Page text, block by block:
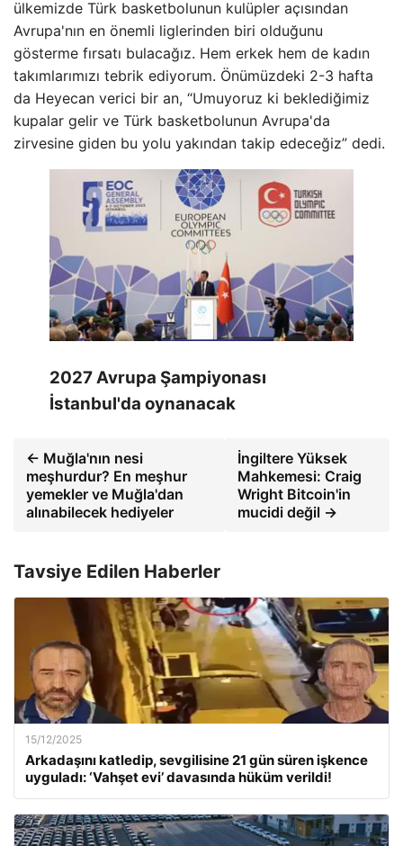
ülkemizde Türk basketbolunun kulüpler açısından
Avrupa'nın en önemli liglerinden biri olduğunu
gösterme fırsatı bulacağız. Hem erkek hem de kadın
takımlarımızı tebrik ediyorum. Önümüzdeki 2-3 hafta
da Heyecan verici bir an, “Umuyoruz ki beklediğimiz
kupalar gelir ve Türk basketbolunun Avrupa'da
zirvesine giden bu yolu yakından takip edeceğiz” dedi.
2027 Avrupa Şampiyonası
İstanbul'da oynanacak
← Muğla'nın nesi
meşhurdur? En meşhur
yemekler ve Muğla'dan
alınabilecek hediyeler
İngiltere Yüksek
Mahkemesi: Craig
Wright Bitcoin'in
mucidi değil →
Tavsiye Edilen Haberler
15/12/2025
Arkadaşını katledip, sevgilisine 21 gün süren işkence
uyguladı: ‘Vahşet evi’ davasında hüküm verildi!